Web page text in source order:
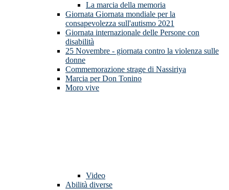
La marcia della memoria
Giornata Giornata mondiale per la
consapevolezza sull'autismo 2021
Giornata internazionale delle Persone con
disabilità
25 Novembre - giornata contro la violenza sulle
donne
Commemorazione strage di Nassiriya
Marcia per Don Tonino
Moro vive
Video
Abilità diverse